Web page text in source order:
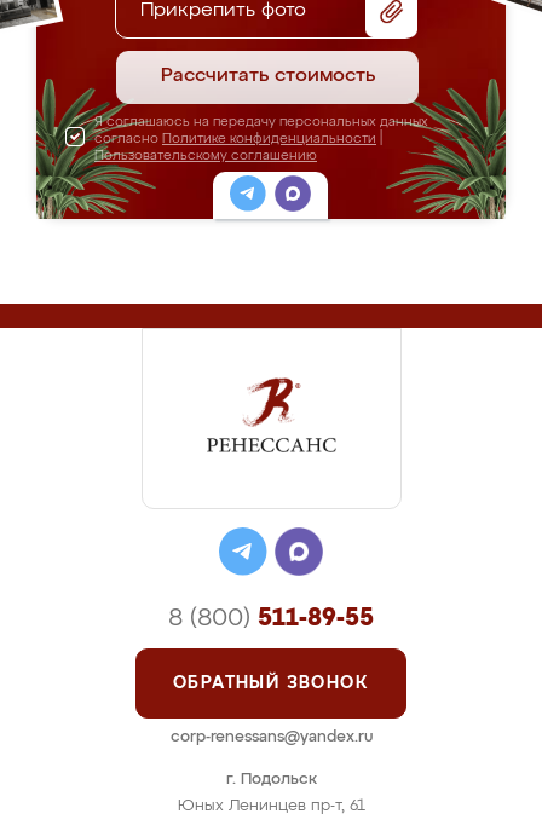
Прикрепить фото
Рассчитать стоимость
Я соглашаюсь на передачу персональных данных
согласно Политике конфиденциальности
Пользовательскому соглашению
г. Подольск
Юных Ленинцев пр-т, 61
8 (800) 511-89-55
ОБРАТНЫЙ ЗВОНОК
corp-renessans@yandex.ru